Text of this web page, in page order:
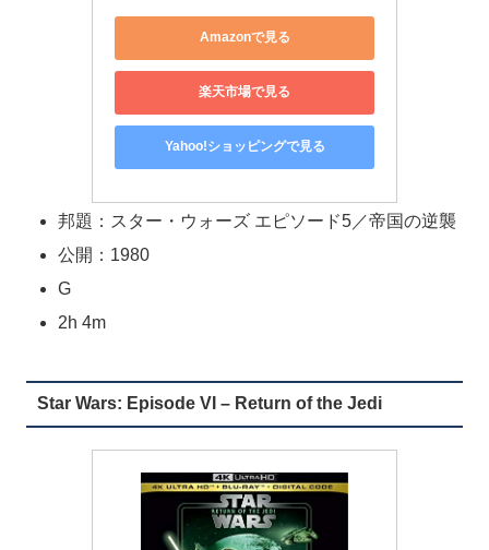
Amazonで見る
楽天市場で見る
Yahoo!ショッピングで見る
邦題：スター・ウォーズ エピソード5／帝国の逆襲
公開：1980
G
2h 4m
Star Wars: Episode VI – Return of the Jedi